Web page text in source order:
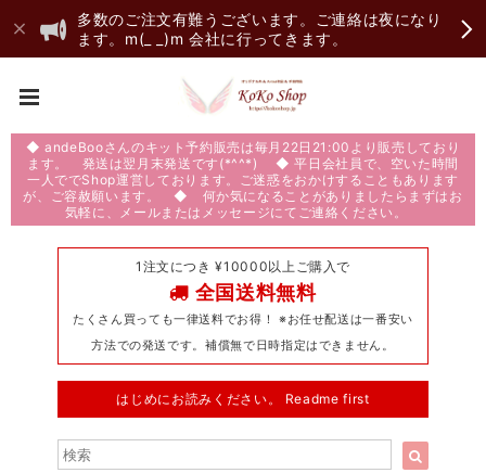
多数のご注文有難うございます。ご連絡は夜になり
ます。m(_ _)m 会社に行ってきます。
◆ andeBooさんのキット予約販売は毎月22日21:00より販売しており
ます。 発送は翌月末発送です(*^^*) ◆ 平日会社員で、空いた時間
一人ででShop運営しております。ご迷惑をおかけすることもあります
が、ご容赦願います。 ◆ 何か気になることがありましたらまずはお
気軽に、メールまたはメッセージにてご連絡ください。
1注文につき ¥10000以上ご購入で
全国送料無料
たくさん買っても一律送料でお得！ ※お任せ配送は一番安い
方法での発送です。補償無で日時指定はできません。
はじめにお読みください。 Readme first